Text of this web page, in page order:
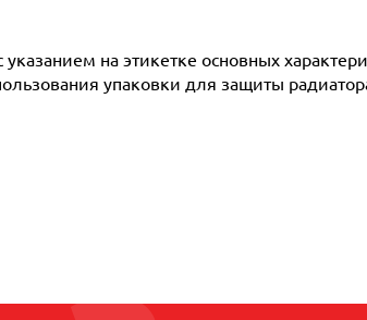
на этикетке основных
упаковки для защиты